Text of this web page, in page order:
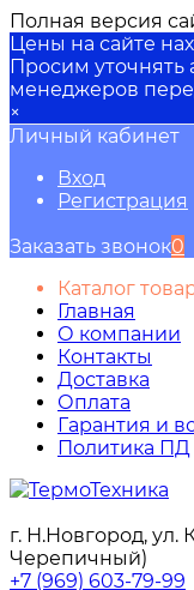
Полная версия
Цены на сайте
Просим уточнять
менеджеров
×
Личный кабинет
Вход
Регистрация
Заказать звонок0
Каталог
Главная
О компании
Контакты
Доставка
Оплата
Гарантия и
Политика ПД
г. Н.Новгород, ул.
Черепичный)
+7 (969) 603-79-99